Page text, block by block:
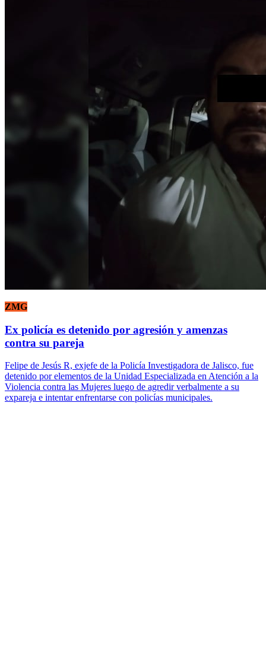
ZMG
Ex policía es detenido por agresión y amenzas
contra su pareja
Felipe de Jesús R, exjefe de la Policía Investigadora de Jalisco, fue
detenido por elementos de la Unidad Especializada en Atención a la
Violencia contra las Mujeres luego de agredir verbalmente a su
expareja e intentar enfrentarse con policías municipales.